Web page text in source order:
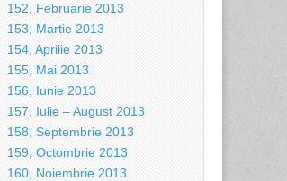
152, Februarie 2013
153, Martie 2013
154, Aprilie 2013
155, Mai 2013
156, Iunie 2013
157, Iulie – August 2013
158, Septembrie 2013
159, Octombrie 2013
160, Noiembrie 2013